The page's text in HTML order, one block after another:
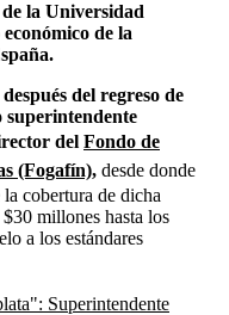
la Universidad
de la
del regreso de
superintendente
del Fondo de
(Fogafín), desde donde
cobertura de dicha
millones hasta los
a los estándares
Superintendente